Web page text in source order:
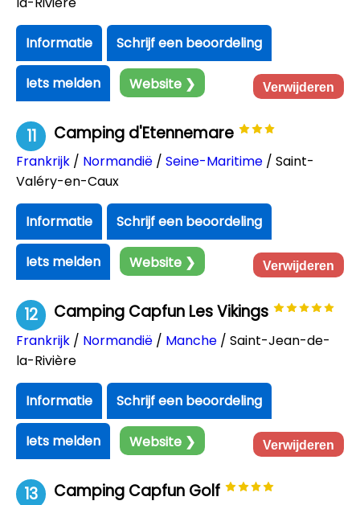
Informatie Schrijf een beoordeling
Iets melden Website ❯ Verwijderen
11 Camping d'Etennemare
Frankrijk / Normandië / Seine-Maritime / Saint-
Valéry-en-Caux
Informatie Schrijf een beoordeling
Iets melden Website ❯ Verwijderen
12 Camping Capfun Les Vikings
Frankrijk / Normandië / Manche / Saint-Jean-de-
la-Rivière
Informatie Schrijf een beoordeling
Iets melden Website ❯ Verwijderen
13 Camping Capfun Golf